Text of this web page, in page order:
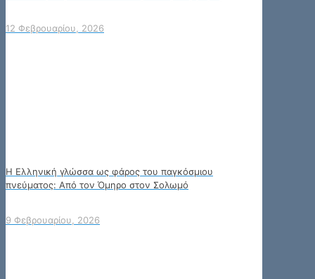
12 Φεβρουαρίου, 2026
Η Ελληνική γλώσσα ως φάρος του παγκόσμιου
πνεύματος: Από τον Όμηρο στον Σολωμό
9 Φεβρουαρίου, 2026